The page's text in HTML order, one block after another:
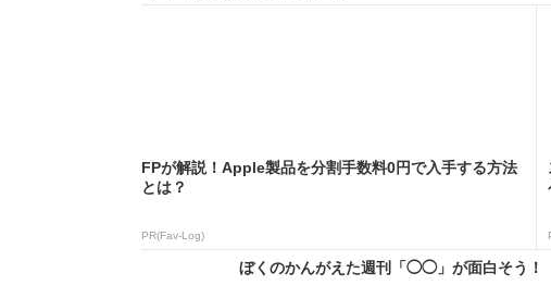
FPが解説！Apple製品を分割手数料0円で入手する方法
とは？
PR(Fav-Log)
ぼくのかんがえた週刊「◯◯」が面白そう